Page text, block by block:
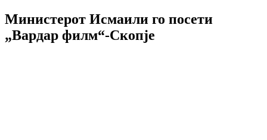
Министерот Исмаили го посети
„Вардар филм“-Скопје